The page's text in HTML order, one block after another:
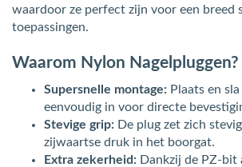
waardoor ze perfect zijn voor een breed
toepassingen.
Waarom Nylon Nagelpluggen?
Supersnelle montage: Plaats en sla
eenvoudig in voor directe
Stevige grip: De plug zet zich
zijwaartse druk in het boorgat.
Extra zekerheid: Dankzij de PZ-bit